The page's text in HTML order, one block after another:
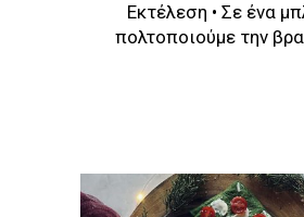
Εκτέλεση • Σε ένα
πολτοποιούμε την